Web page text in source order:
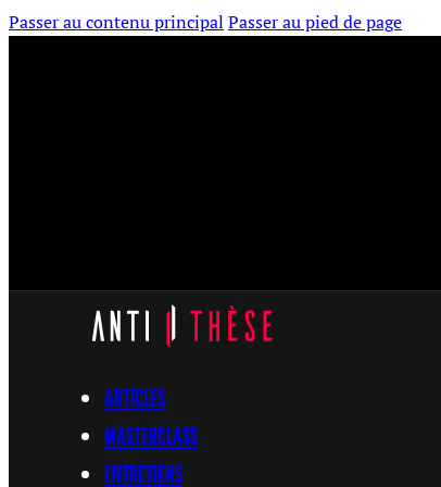
Passer au contenu principal Passer au pied de page
ARTICLES
MASTERCLASS
ENTRETIENS